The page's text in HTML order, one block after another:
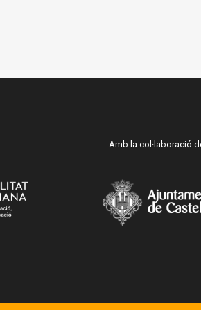
Amb la col·laboració